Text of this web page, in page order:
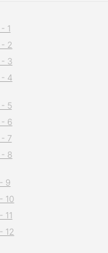
1
2
- 3
- 4
5
- 6
7
- 8
9
10
11
12